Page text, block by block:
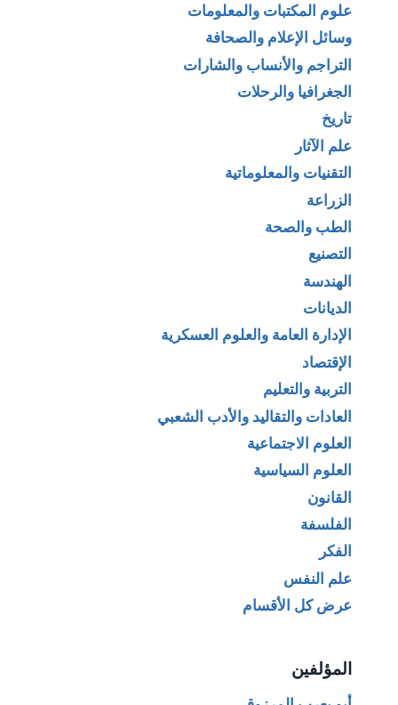
علوم المكتبات والمعلومات
وسائل الإعلام والصحافة
التراجم والأنساب والشارات
الجغرافيا والرحلات
تاريخ
علم الآثار
التقنيات والمعلوماتية
الزراعة
الطب والصحة
التصنيع
الهندسة
الديانات
الإدارة العامة والعلوم العسكرية
الإقتصاد
التربية والتعليم
العادات والتقاليد والأدب الشعبي
العلوم الاجتماعية
العلوم السياسية
القانون
الفلسفة
الفكر
علم النفس
عرض كل الأقسام
المؤلفين